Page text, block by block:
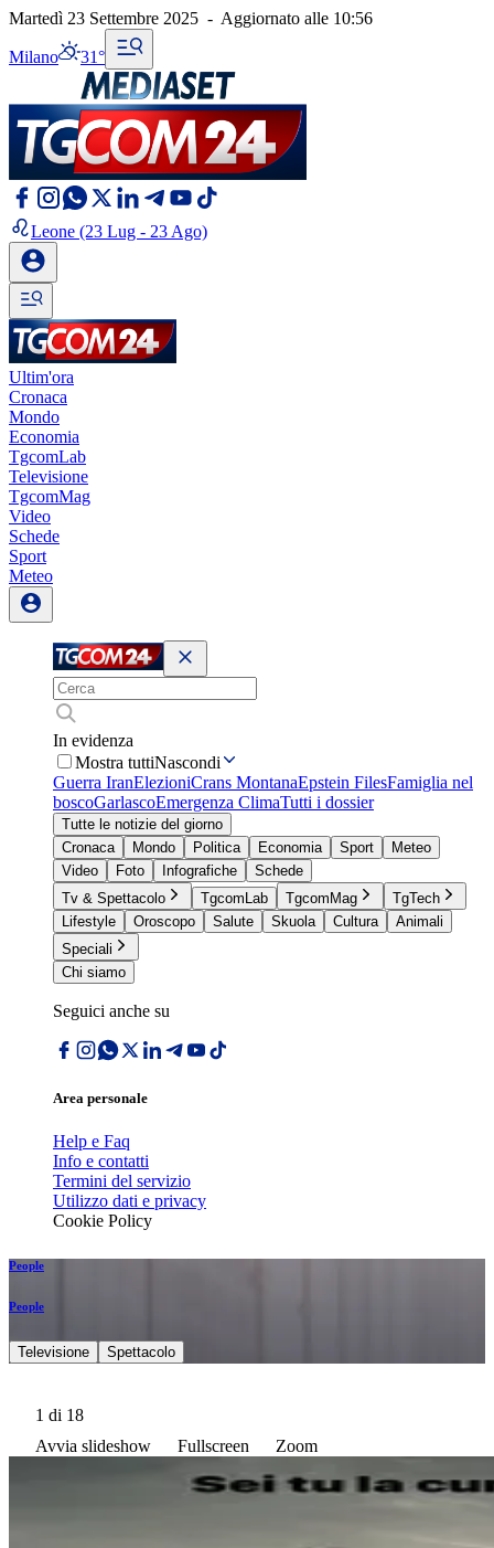
Martedì 23 Settembre 2025 - Aggiornato alle 10:56
Milano 31°
Leone (23 Lug - 23 Ago)
Ultim'ora
Cronaca
Mondo
Economia
TgcomLab
Televisione
TgcomMag
Video
Schede
Sport
Meteo
In evidenza
Mostra tuttiNascondi
Guerra IranElezioniCrans MontanaEpstein FilesFamiglia nel
boscoGarlascoEmergenza ClimaTutti i dossier
Tutte le notizie del giorno
Cronaca
Mondo Politica Economia Sport
Meteo
Video
Foto Infografiche
Schede
Tv & Spettacolo
TgcomLab TgcomMag
TgTech
Lifestyle
Oroscopo Salute Skuola Cultura
Animali
Speciali
Chi siamo
Seguici anche su
Area personale
Help e Faq
Info e contatti
Termini del servizio
Utilizzo dati e privacy
Cookie Policy
People
People
Televisione Spettacolo
1 di 18
Avvia slideshow
Fullscreen Zoom